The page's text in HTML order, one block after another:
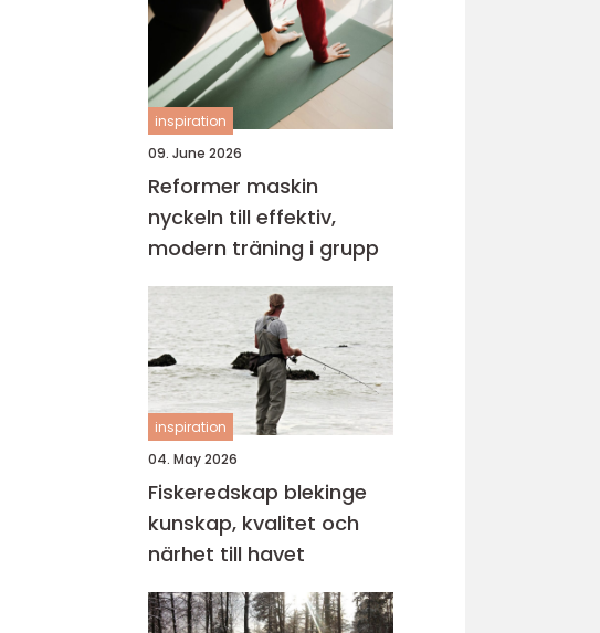
inspiration
09. June 2026
Reformer maskin
nyckeln till effektiv,
modern träning i grupp
inspiration
04. May 2026
Fiskeredskap blekinge
kunskap, kvalitet och
närhet till havet